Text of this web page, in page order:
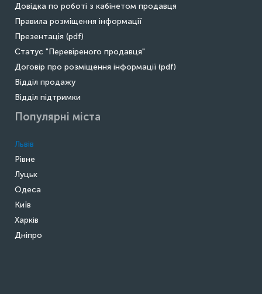
Довідка по роботі з кабінетом продавця
Правила розміщення інформації
Презентація (pdf)
Статус "Перевіреного продавця"
Договір про розміщення інформації (pdf)
Відділ продажу
Відділ підтримки
Популярні міста
Львів
Рівне
Луцьк
Одеса
Київ
Харків
Дніпро